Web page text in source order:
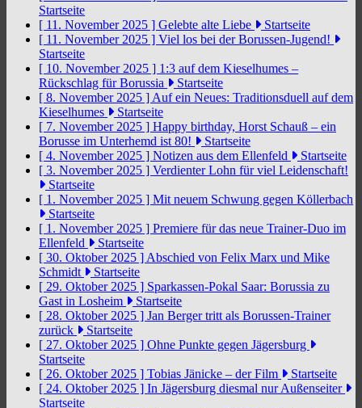
Startseite
[ 11. November 2025 ] Gelebte alte Liebe
Startseite
[ 11. November 2025 ] Viel los bei der Borussen-Jugend!
Startseite
[ 10. November 2025 ] 1:3 auf dem Kieselhumes –
Rückschlag für Borussia
Startseite
[ 8. November 2025 ] Auf ein Neues: Traditionsduell auf dem
Kieselhumes
Startseite
[ 7. November 2025 ] Happy birthday, Horst Schauß – ein
Borusse im Unterhemd ist 80!
Startseite
[ 4. November 2025 ] Notizen aus dem Ellenfeld
Startseite
[ 3. November 2025 ] Verdienter Lohn für viel Leidenschaft!
Startseite
[ 1. November 2025 ] Mit neuem Schwung gegen Köllerbach
Startseite
[ 1. November 2025 ] Premiere für das neue Trainer-Duo im
Ellenfeld
Startseite
[ 30. Oktober 2025 ] Abschied von Felix Marx und Mike
Schmidt
Startseite
[ 29. Oktober 2025 ] Sparkassen-Pokal Saar: Borussia zu
Gast in Losheim
Startseite
[ 28. Oktober 2025 ] Jan Berger tritt als Borussen-Trainer
zurück
Startseite
[ 27. Oktober 2025 ] Ohne Punkte gegen Jägersburg
Startseite
[ 26. Oktober 2025 ] Tobias Jänicke – der Film
Startseite
[ 24. Oktober 2025 ] In Jägersburg diesmal nur Außenseiter
Startseite